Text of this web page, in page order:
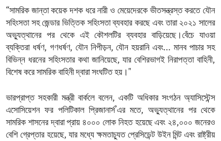
“সামরিক জান্তা কয়েক দশক ধরে নারী ও মেয়েদেরকে ভীতসন্ত্রস্ত করতে যৌন
সহিংসতা সহ জেন্ডার ভিত্তিক সহিংসতা ব্যবহার করছে এবং তারা ২০২১ সালের
অভ্যুত্থানের পর থেকে এই কৌশলটির ব্যবহার বাড়িয়েছে।বেঁচে যাওয়া
ব্যক্তিরা ধর্ষণ, গণধর্ষণ, যৌন নিপীড়ন, যৌন হয়রানি এবং... মানব পাচার সহ
বিভিন্ন ধরনের সহিংসতার কথা জানিয়েছে, যার বেশিরভাগই নিরাপত্তা বাহিনী,
বিশেষ করে সামরিক বাহিনী দ্বারা সংঘটিত হয়।"
ভারপ্রাপ্ত সহকারী মন্ত্রী বার্কলে বলেন, একটি অধিকার সংগঠন অ্যাসিস্টেন্স
এসোসিয়েশন ফর পলিটিকাল প্রিজানার্স’এর মতে, অভ্যুত্থানের পর থেকে
সামরিক শাসনের দ্বারা প্রায় ৪০০০ লোক নিহত হয়েছে এবং ২৪,০০০ জনেরও
বেশি গ্রেপ্তার হয়েছে, যার মধ্যে ক্ষমতাচ্যুত প্রেসিডেন্ট উইন মিন্ট এবং রাষ্ট্রীয়